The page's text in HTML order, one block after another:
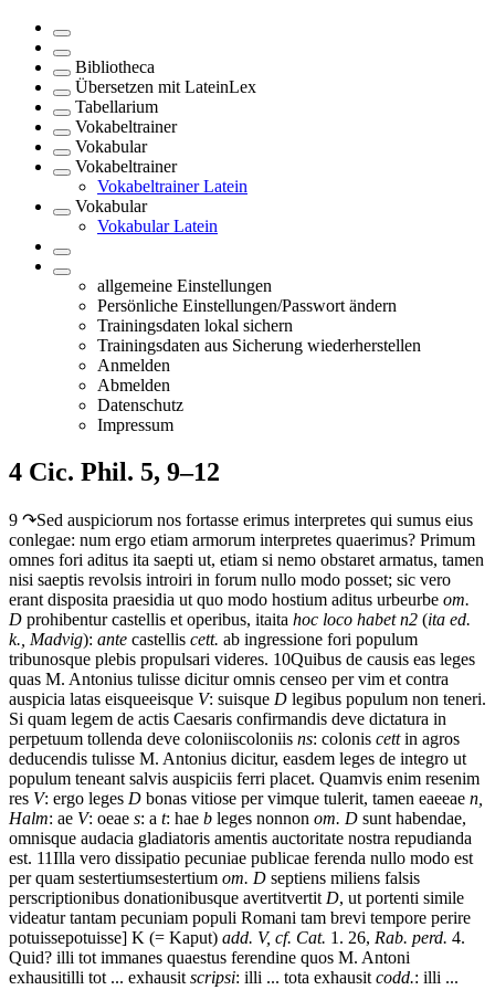
Bibliotheca
Übersetzen mit LateinLex
Tabellarium
Vokabeltrainer
Vokabular
Vokabeltrainer
Vokabeltrainer Latein
Vokabular
Vokabular Latein
allgemeine Einstellungen
Persönliche Einstellungen/Passwort ändern
Trainingsdaten lokal sichern
Trainingsdaten aus Sicherung wiederherstellen
Anmelden
Abmelden
Datenschutz
Impressum
4 Cic. Phil. 5, 9–12
9 ↷Sed auspiciorum nos fortasse erimus interpretes qui sumus eius
conlegae: num ergo etiam armorum interpretes quaerimus? Primum
omnes fori aditus ita saepti ut, etiam si nemo obstaret armatus, tamen
nisi saeptis revolsis introiri in forum nullo modo posset; sic vero
erant disposita praesidia ut quo modo hostium aditus urbeurbe om.
D prohibentur castellis et operibus, itaita hoc loco habet n2 (ita ed.
k., Madvig): ante castellis cett. ab ingressione fori populum
tribunosque plebis propulsari videres. 10Quibus de causis eas leges
quas M. Antonius tulisse dicitur omnis censeo per vim et contra
auspicia latas eisqueeisque V: suisque D legibus populum non teneri.
Si quam legem de actis Caesaris confirmandis deve dictatura in
perpetuum tollenda deve coloniiscoloniis ns: colonis cett in agros
deducendis tulisse M. Antonius dicitur, easdem leges de integro ut
populum teneant salvis auspiciis ferri placet. Quamvis enim resenim
res V: ergo leges D bonas vitiose per vimque tulerit, tamen eaeeae n,
Halm: ae V: oeae s: a t: hae b leges nonnon om. D sunt habendae,
omnisque audacia gladiatoris amentis auctoritate nostra repudianda
est. 11Illa vero dissipatio pecuniae publicae ferenda nullo modo est
per quam sestertiumsestertium om. D septiens miliens falsis
perscriptionibus donationibusque avertitvertit D, ut portenti simile
videatur tantam pecuniam populi Romani tam brevi tempore perire
potuissepotuisse] K (= Kaput) add. V, cf. Cat. 1. 26, Rab. perd. 4.
Quid? illi tot immanes quaestus ferendine quos M. Antoni
exhausitilli tot ... exhausit scripsi: illi ... tota exhausit codd.: illi ...